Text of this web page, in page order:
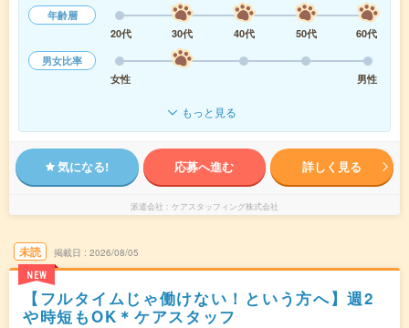
年齢層
20代
30代 40代 50代
60代
男女比率
女性
男性
もっと見る
気になる! 応募へ進む 詳しく見る
派遣会社 ケアスタッフィング株式会社
未読
NEW
掲載日 2026/08/05
【フルタイムじゃ働けない！という方へ】週2
や時短もOK＊ケアスタッフ